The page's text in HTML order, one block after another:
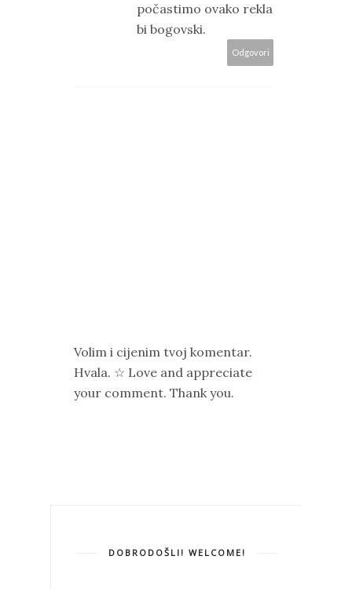
počastimo ovako rekla
bi bogovski.
Odgovori
Volim i cijenim tvoj komentar.
Hvala. ☆ Love and appreciate
your comment. Thank you.
DOBRODOŠLI! WELCOME!